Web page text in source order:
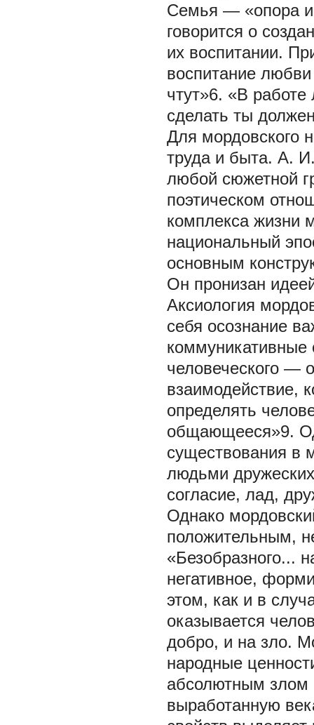
Семья — «опора и
говорится о
их воспитании.
воспитание
чтут»6. «В
сделать ты
Для мордовского
труда и быта. А.
любой сюжетной
поэтическом
комплекса жизни
национальный
основным
Он пронизан
Аксиология
себя осознание
коммуникативные
человеческого —
взаимодействие,
определять
общающееся»9.
существования в
людьми
согласие, лад,
Однако
положительным,
«Безобразного...
негативное,
этом, как и в
оказывается
добро, и на зло.
народные
абсолютным злом
выработанную